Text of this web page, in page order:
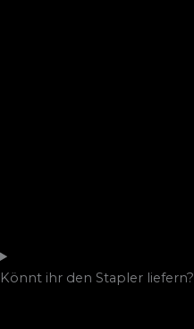
Könnt ihr den Stapler liefern?